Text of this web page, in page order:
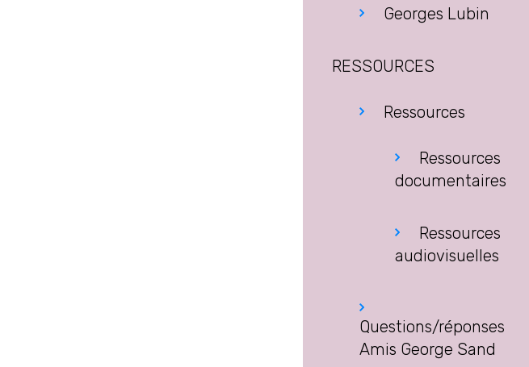
Georges Lubin
RESSOURCES
Ressources
Ressources
documentaires
Ressources
audiovisuelles
Questions/réponses
Amis George Sand